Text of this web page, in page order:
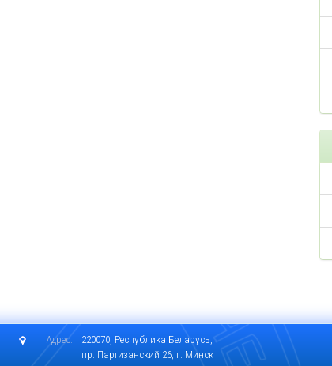
Адрес:
220070, Республика Беларусь,
пр. Партизанский 26, г. Минск